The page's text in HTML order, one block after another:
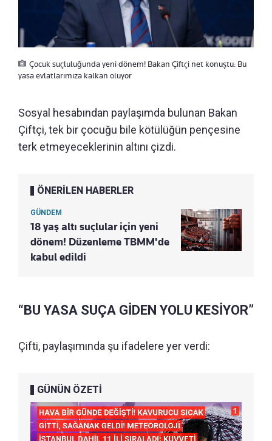
Çocuk suçluluğunda yeni dönem! Bakan Çiftçi net konuştu: Bu
yasa evlatlarımıza kalkan oluyor
Sosyal hesabından paylaşımda bulunan Bakan
Çiftçi, tek bir çocuğu bile kötülüğün pençesine
terk etmeyeceklerinin altını çizdi.
ÖNERİLEN HABERLER
GÜNDEM
18 yaş altı suçlular için yeni
dönem! Düzenleme TBMM'de
kabul edildi
“BU YASA SUÇA GİDEN YOLU KESİYOR”
Çifti, paylaşımında şu ifadelere yer verdi:
GÜNÜN ÖZETİ